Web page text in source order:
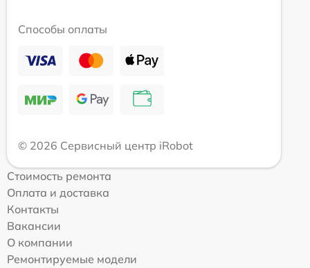
Способы оплаты
© 2026 Сервисный центр iRobot
Стоимость ремонта
Оплата и доставка
Контакты
Вакансии
О компании
Ремонтируемые модели